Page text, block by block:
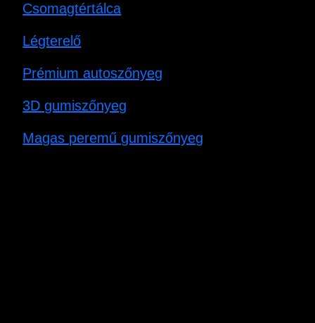
Csomagtértálca
Légterelő
Prémium autoszőnyeg
3D gumiszőnyeg
Magas peremű gumiszőnyeg